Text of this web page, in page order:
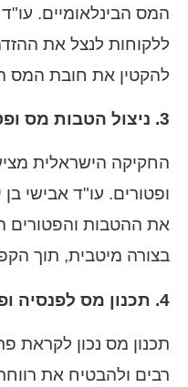
המס הבינלאומיים.
ללקוחות לנצל את
להקטין את חובת המס
3. ניצול הטבות מס ופטורים
החקיקה הישראלית
ופטורים. עו"ד אבישי
את ההטבות והפטורים
בצורה מיטבית, תוך
4. תכנון מס לפנסיה ופרישה
תכנון מס נכון לקראת
רבים ולהבטיח את